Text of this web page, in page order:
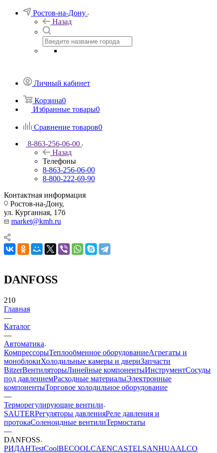
Ростов-на-Дону
Назад
Личный кабинет
Корзина0
Избранные товары0
Сравнение товаров0
8-863-256-06-00
Назад
Телефоны
8-863-256-06-00
8-800-222-69-90
Контактная информация
Ростов-на-Дону,
ул. Курганная, 17б
market@kmh.ru
DANFOSS
210
Главная
—
Каталог
—
Автоматика
КомпрессорыТеплообменное оборудованиеАгрегаты и
моноблокиХолодильные камеры и двериЗапчасти
BitzerВентиляторыЛинейные компонентыИнструментСосуды
под давлениемРасходные материалыЭлектронные
компонентыТорговое холодильное оборудование
—
Терморегулирующие вентили
SAUTERРегуляторы давленияРеле давления и
протокаСоленоидные вентилиТермостаты
—
DANFOSS
РИДАНTestCoolBECOOLCAENCASTELSANHUAАLCO